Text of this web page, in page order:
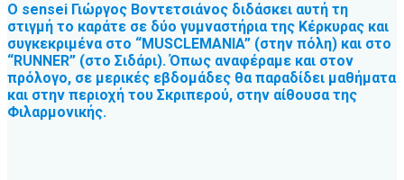
Ο sensei Γιώργος Βοντετσιάνος διδάσκει αυτή τη
στιγμή το καράτε σε δύο γυμναστήρια της Κέρκυρας και
συγκεκριμένα στο “MUSCLEMANIA” (στην πόλη) και στο
“RUNNER” (στο Σιδάρι). Όπως αναφέραμε και στον
πρόλογο, σε μερικές εβδομάδες θα παραδίδει μαθήματα
και στην περιοχή του Σκριπερού, στην αίθουσα της
Φιλαρμονικής.